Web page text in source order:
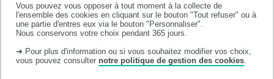
Vous pouvez vous opposer à tout moment à la collecte de
l'ensemble des cookies en cliquant sur le bouton "Tout refuser" ou à
une partie d'entres eux via le bouton "Personnaliser".
Nous conservons votre choix pendant 365 jours.
➜ Pour plus d'information ou si vous souhaitez modifier vos choix,
vous pouvez consulter notre politique de gestion des cookies